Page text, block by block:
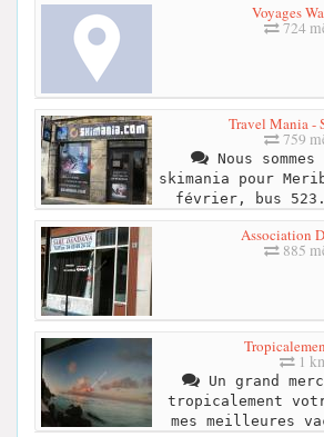
Voyages
724
Travel Mania -
759
Nous
skimania pour
février, bus
Association
885
1
Un grand
tropicalement
mes meilleures